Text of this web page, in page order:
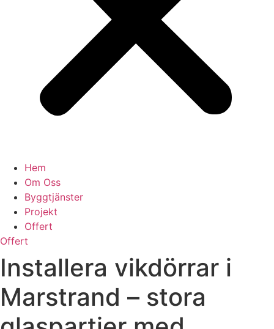
Hem
Om Oss
Byggtjänster
Projekt
Offert
Offert
Installera vikdörrar i
Marstrand – stora